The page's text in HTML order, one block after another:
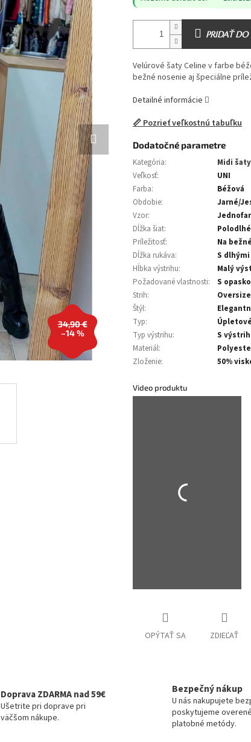
34,90 €
–14 %
PRIDAŤ DO
Velúrové šaty Celine v farbe
bežné nosenie aj špeciálne
Detailné informácie
📏 Pozrieť veľkostnú tabuľku
Dodatočné parametre
Kategória:
Midi šaty
Veľkosť:
UNI
Farba:
Béžová
Obdobie:
Jarné/
Vzor:
Dĺžka šiat:
Polodlhé
Príležitosť:
Na
Dĺžka rukáva:
S
Hĺbka výstrihu:
Malý
Požadované vlastnosti:
S
Strih:
Štýl:
Typ:
Úpletové
Typ výstrihu:
S
Materiál:
Zloženie: 50%
Video produktu
OPÝTAŤ SA ZDIEĽAŤ
Doprava ZDARMA nad 59€
Ušetrite pri doprave pri
väčšom nákupe.
Bezpečný nákup
U nás nakupujete
poskytujeme overené
platobné metódy.